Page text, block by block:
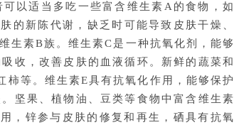
以适当多吃一些富含维生素A的食物，如
的新陈代谢，缺乏时可能导致皮肤干燥、
生素B族。维生素C是一种抗氧化剂，能够
收，改善皮肤的血液循环。新鲜的蔬菜和
等。维生素E具有抗氧化作用，能够保护
坚果、植物油、豆类等食物中富含维生素
，锌参与皮肤的修复和再生，硒具有抗氧